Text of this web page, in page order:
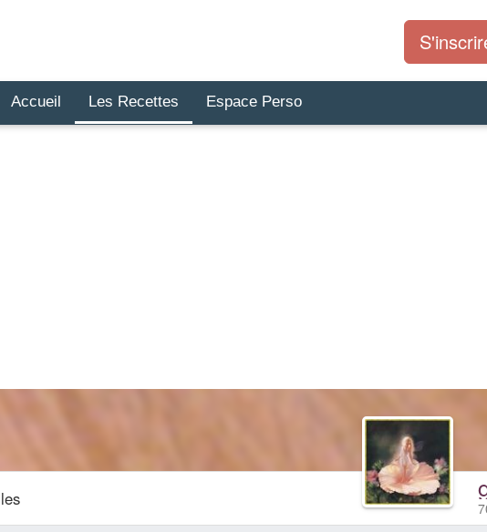
Accueil Les Recettes Espace Perso